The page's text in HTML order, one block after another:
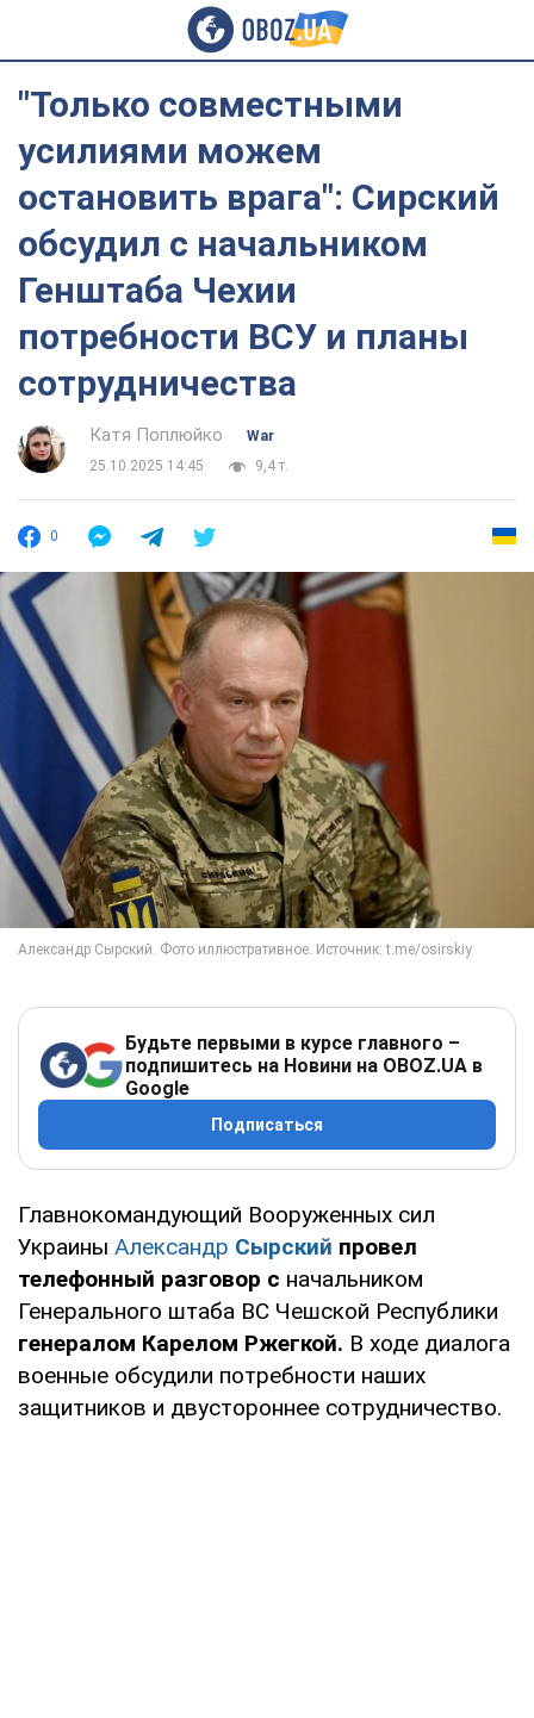
"Только совместными
усилиями можем
остановить врага": Сирский
обсудил с начальником
Генштаба Чехии
потребности ВСУ и планы
сотрудничества
Катя Поплюйко
War
25.10.2025 14:45
9,4 т.
0
Будьте первыми в курсе главного –
подпишитесь на Новини на OBOZ.UA в
Google
Подписаться
Главнокомандующий Вооруженных сил
Украины Александр Сырский провел
телефонный разговор с начальником
Генерального штаба ВС Чешской Республики
генералом Карелом Ржегкой. В ходе диалога
военные обсудили потребности наших
защитников и двустороннее сотрудничество.